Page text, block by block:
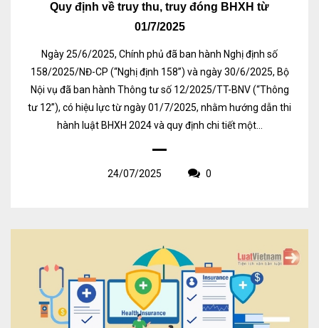
Quy định về truy thu, truy đóng BHXH từ
01/7/2025
Ngày 25/6/2025, Chính phủ đã ban hành Nghị định số
158/2025/NĐ-CP (“Nghị định 158”) và ngày 30/6/2025, Bộ
Nội vụ đã ban hành Thông tư số 12/2025/TT-BNV (“Thông
tư 12”), có hiệu lực từ ngày 01/7/2025, nhằm hướng dẫn thi
hành luật BHXH 2024 và quy định chi tiết một...
24/07/2025 0